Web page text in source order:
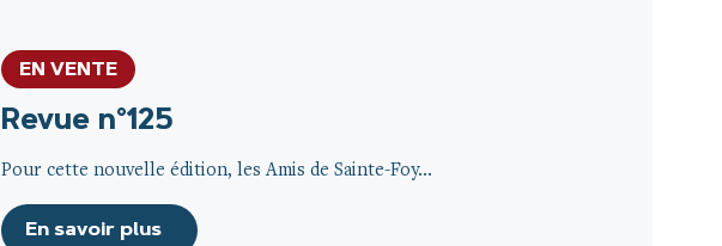
EN VENTE
Revue n°125
Pour cette nouvelle édition, les Amis de Sainte-Foy...
En savoir plus